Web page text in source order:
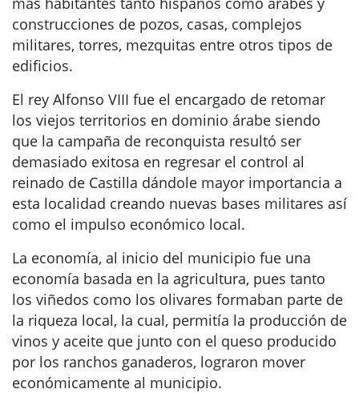
construcciones de pozos, casas, complejos
militares, torres, mezquitas entre otros tipos de
edificios.
El rey Alfonso VIII fue el encargado de retomar
los viejos territorios en dominio árabe siendo
que la campaña de reconquista resultó ser
demasiado exitosa en regresar el control al
reinado de Castilla dándole mayor importancia a
esta localidad creando nuevas bases militares así
como el impulso económico local.
La economía, al inicio del municipio fue una
economía basada en la agricultura, pues tanto
los viñedos como los olivares formaban parte de
la riqueza local, la cual, permitía la producción de
vinos y aceite que junto con el queso producido
por los ranchos ganaderos, lograron mover
económicamente al municipio.